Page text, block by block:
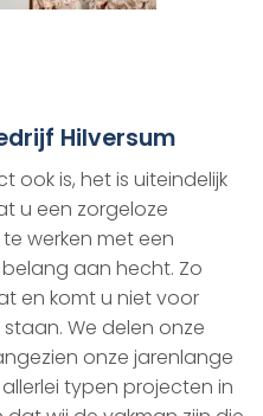
Hilversum
ook is, het is uiteindelijk
u een zorgeloze
werken met een
aan hecht. Zo
en komt u niet voor
We delen onze
onze jarenlange
typen projecten in